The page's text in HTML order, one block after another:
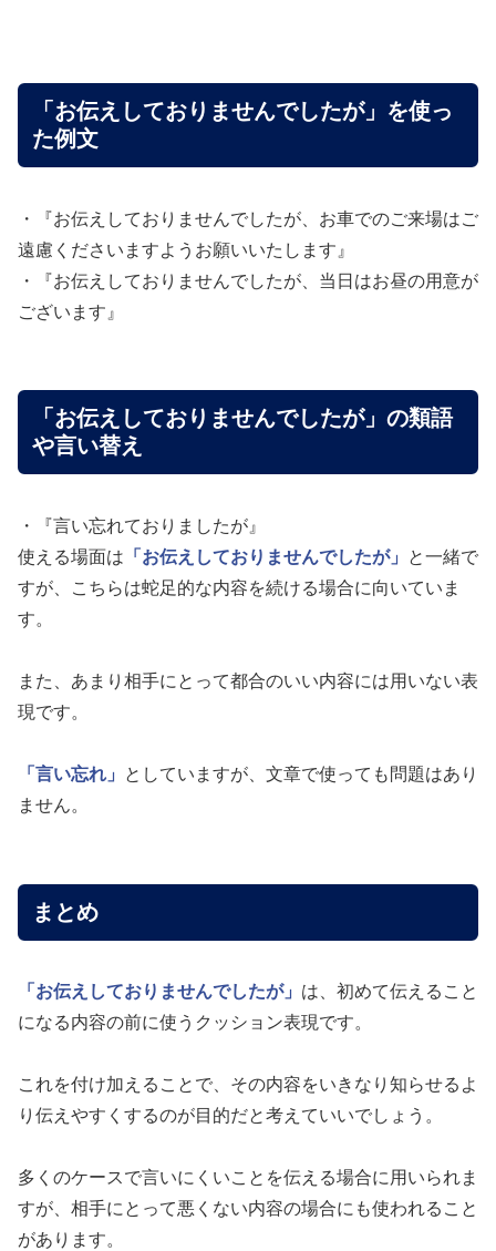
「お伝えしておりませんでしたが」を使っ
た例文
・『お伝えしておりませんでしたが、お車でのご来場はご
遠慮くださいますようお願いいたします』
・『お伝えしておりませんでしたが、当日はお昼の用意が
ございます』
「お伝えしておりませんでしたが」の類語
や言い替え
・『言い忘れておりましたが』
使える場面は 「お伝えしておりませんでしたが」
と一緒で
すが、こちらは蛇足的な内容を続ける場合に向いていま
す。
また、あまり相手にとって都合のいい内容には用いない表
現です。
「言い忘れ」
としていますが、文章で使っても問題はあり
ません。
まとめ
「お伝えしておりませんでしたが」 は、初めて伝えること
になる内容の前に使うクッション表現です。
これを付け加えることで、その内容をいきなり知らせるよ
り伝えやすくするのが目的だと考えていいでしょう。
多くのケースで言いにくいことを伝える場合に用いられま
すが、相手にとって悪くない内容の場合にも使われること
があります。